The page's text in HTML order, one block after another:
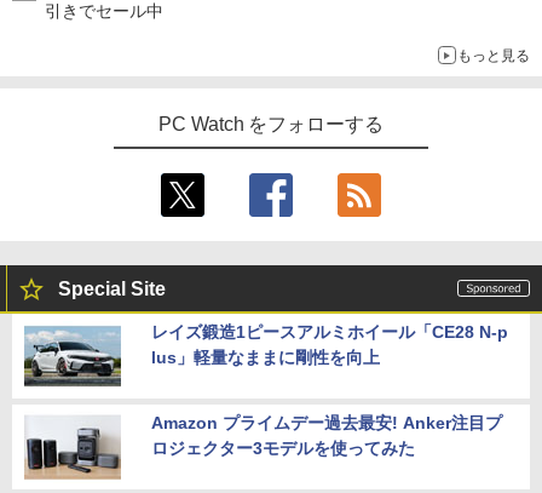
l N5095 FHD1920*1080IPS液晶 最大メ
モリ16GB SSD1TB Office付きパソコン
ボード/Webカメラ /USB 3.0 /HDMI 5GW
IFI Bluetooth ノートパソコン
5
【マラソンP5倍/10%オフクーポン】中古
ノートパソコン HP ProBook 450 G7 第
チ Windows 11 Pro 送料無料 保証付き
ンチ 液晶+新品キーボード＆新品無線マ
付き Windows11 メモリ8GB/16GB SSD
256GB/512GB ハイブリッド Wi-Fi DVD
5
【正規永久版Office付き】NiPoGi ミニp
c Intel N5030 最大3.1Hz mini pc Windo
ws11 Pro 12GB+256GB SSD (4TB拡大
可能) 4K 静音 高速熱放散 小型超軽量ミ
2 省電力 小型パソコン
レイ 21.5/23.8/27型 1920×1080/アナロ
辺フレームレス
スプレイ フルHD(1920x1080) IPSパネル
VA249QGZ [23.8インチ]【PCモニター・
液晶ディスプレイ】【送料無料】
￥13,200
代は神様から与えられた特別な時間 （幻
￥1,034
引きでセール中
もっと見る
PC Watch をフォローする
Special Site
レイズ鍛造1ピースアルミホイール「CE28 N-p
lus」軽量なままに剛性を向上
Amazon プライムデー過去最安! Anker注目プ
ロジェクター3モデルを使ってみた